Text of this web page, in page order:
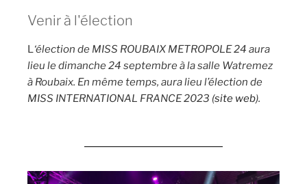
Venir à l'élection
L‘élection de MISS ROUBAIX METROPOLE 24 aura
lieu le dimanche 24 septembre à la salle Watremez
à Roubaix. En même temps, aura lieu l’élection de
MISS INTERNATIONAL FRANCE 2023 (site web).